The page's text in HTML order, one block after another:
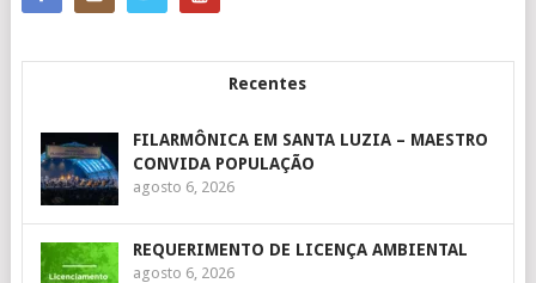
Recentes
FILARMÔNICA EM SANTA LUZIA – MAESTRO
CONVIDA POPULAÇÃO
agosto 6, 2026
REQUERIMENTO DE LICENÇA AMBIENTAL
agosto 6, 2026